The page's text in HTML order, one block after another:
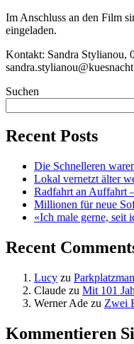
Im Anschluss an den Film
eingeladen.
Kontakt: Sandra Stylianou,
Suchen
Recent Posts
Die Schnelleren
Lokal vernetzt älter
Radfahrt an Auffahrt
Millionen für neue
«Ich male gerne, seit
Recent
Lucy zu
Claude zu Mit 101
Werner Ade zu Zwei
Kommentieren